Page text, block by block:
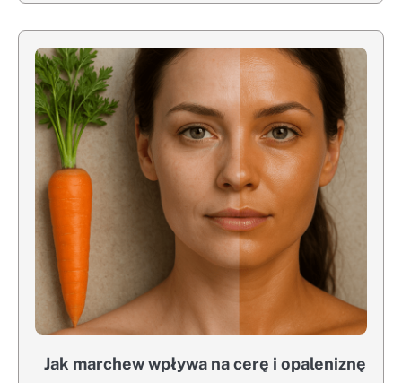
Jak marchew wpływa na cerę i opaleniznę